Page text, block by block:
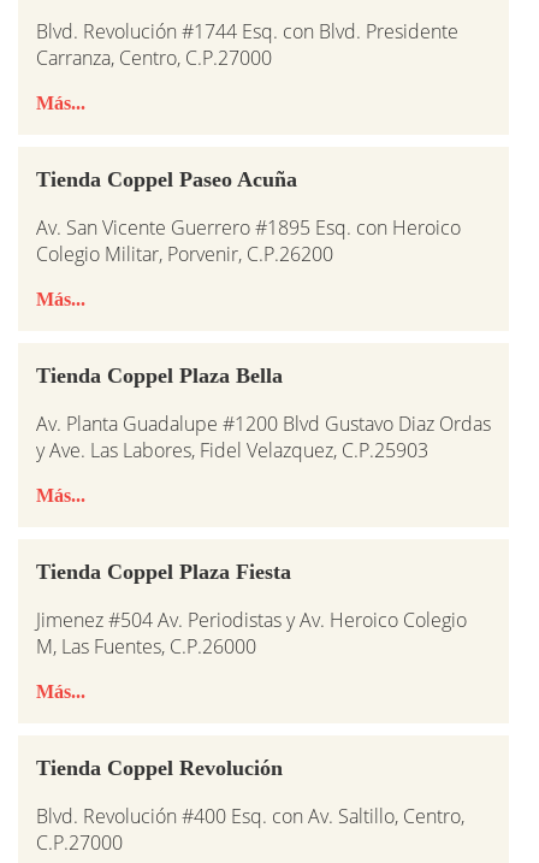
Blvd. Revolución #1744 Esq. con Blvd. Presidente
Carranza, Centro, C.P.27000
Más...
Tienda Coppel Paseo Acuña
Av. San Vicente Guerrero #1895 Esq. con Heroico
Colegio Militar, Porvenir, C.P.26200
Más...
Tienda Coppel Plaza Bella
Av. Planta Guadalupe #1200 Blvd Gustavo Diaz Ordas
y Ave. Las Labores, Fidel Velazquez, C.P.25903
Más...
Tienda Coppel Plaza Fiesta
Jimenez #504 Av. Periodistas y Av. Heroico Colegio
M, Las Fuentes, C.P.26000
Más...
Tienda Coppel Revolución
Blvd. Revolución #400 Esq. con Av. Saltillo, Centro,
C.P.27000